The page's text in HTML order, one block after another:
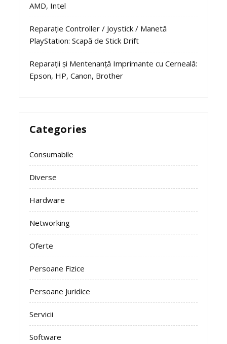
AMD, Intel
Reparație Controller / Joystick / Manetă
PlayStation: Scapă de Stick Drift
Reparații și Mentenanță Imprimante cu Cerneală:
Epson, HP, Canon, Brother
Categories
Consumabile
Diverse
Hardware
Networking
Oferte
Persoane Fizice
Persoane Juridice
Servicii
Software